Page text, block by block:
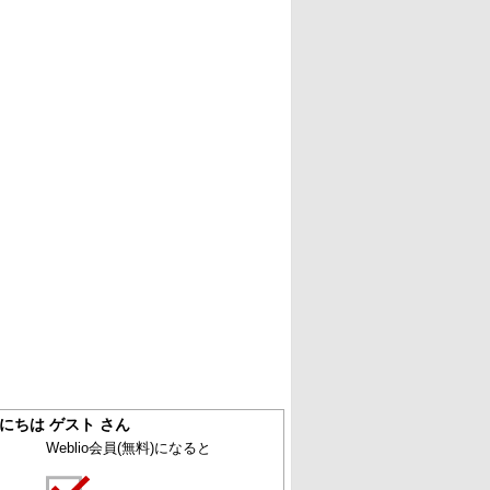
ちは ゲスト さん
Weblio会員(無料)になると